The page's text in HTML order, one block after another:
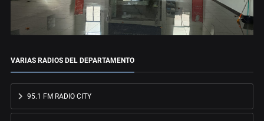
VARIAS RADIOS DEL DEPARTAMENTO
95.1 FM RADIO CITY